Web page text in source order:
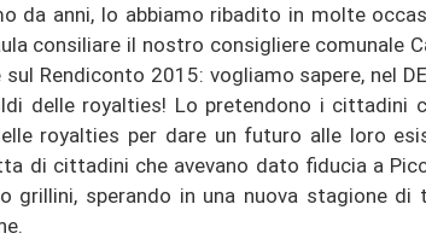
da anni, lo ab­bia­mo ribad­i­to in molte
con­si­lia­re il nos­tro con­siglie­re co­mu­na­le
Ren­di­con­to 2015: voglia­mo sa­pe­re, nel
delle royal­ties! Lo pre­ten­do­no i cit­ta­di­ni
royal­ties per dare un fu­tu­ro alle loro
di cit­ta­di­ni che ave­va­no dato fi­du­cia a
gril­li­ni, spe­ran­do in una nuova stagio­ne